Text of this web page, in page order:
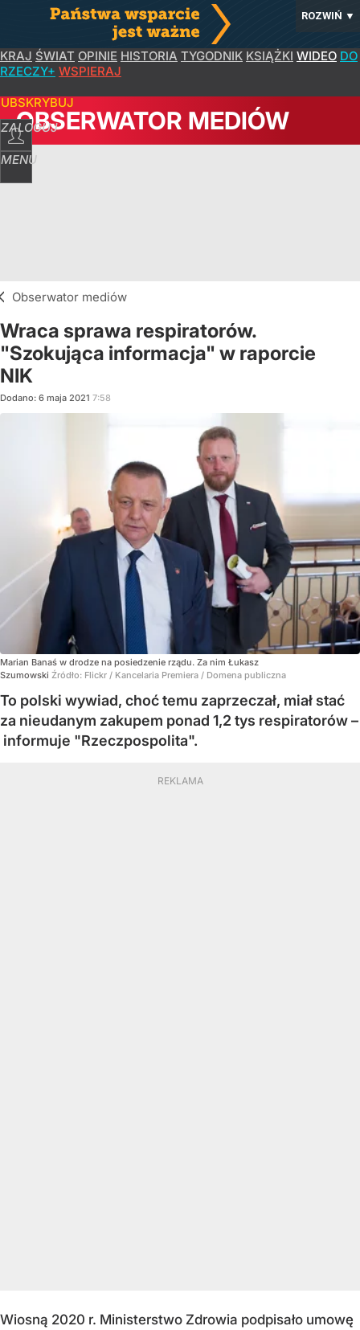
ROZWIŃ ▼
KRAJ ŚWIAT OPINIE HISTORIA TYGODNIK KSIĄŻKI WIDEO DO
RZECZY+ WSPIERAJ
ZALOGUJ
MENU
OBSERWATOR MEDIÓW
Obserwator mediów
Wraca sprawa respiratorów.
"Szokująca informacja" w raporcie
NIK
Dodano: 6 maja 2021 7:58
Marian Banaś w drodze na posiedzenie rządu. Za nim Łukasz
Szumowski Źródło: Flickr / Kancelaria Premiera / Domena publiczna
To polski wywiad, choć temu zaprzeczał, miał stać
za nieudanym zakupem ponad 1,2 tys respiratorów –
informuje "Rzeczpospolita".
Wiosną 2020 r. Ministerstwo Zdrowia podpisało umowę